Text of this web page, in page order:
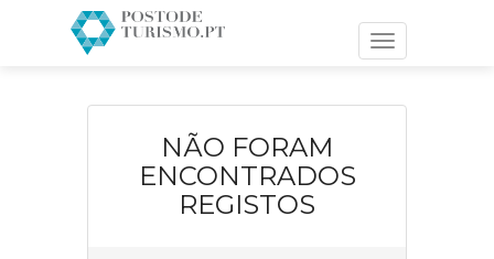
Toggle
navigation
NÃO FORAM
ENCONTRADOS
REGISTOS